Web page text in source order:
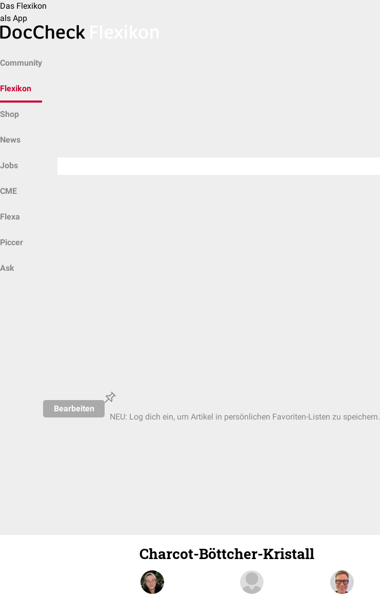
Das Flexikon
als App
Community
Flexikon
Shop
News
Jobs
CME
Flexa
Piccer
Ask
Bearbeiten
NEU: Log dich ein, um Artikel in persönlichen Favoriten-Listen zu speichern.
Charcot-Böttcher-Kristall